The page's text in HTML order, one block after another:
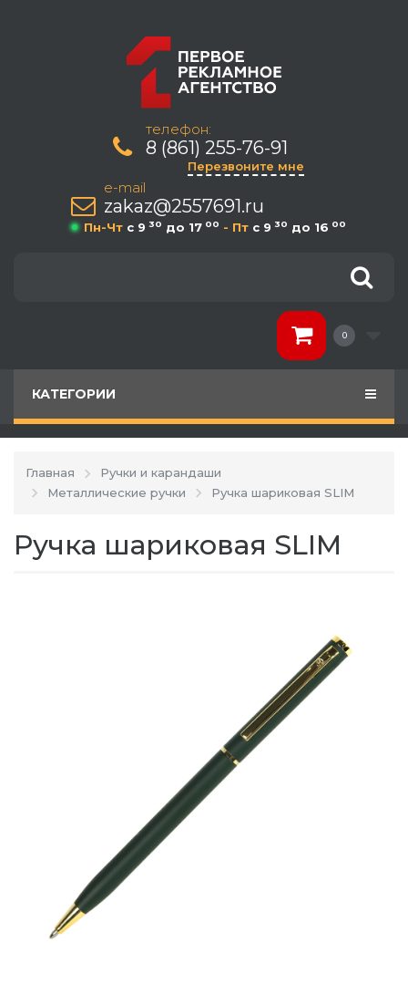
телефон:
8 (861) 255-76-91
Перезвоните мне
e-mail
zakaz@2557691.ru
Пн-Чт c 9 30 до 17 00 - Пт c 9 30 до 16 00
0
КАТЕГОРИИ
Главная
Ручки и карандаши
Металлические ручки
Ручка шариковая SLIM
Ручка шариковая SLIM